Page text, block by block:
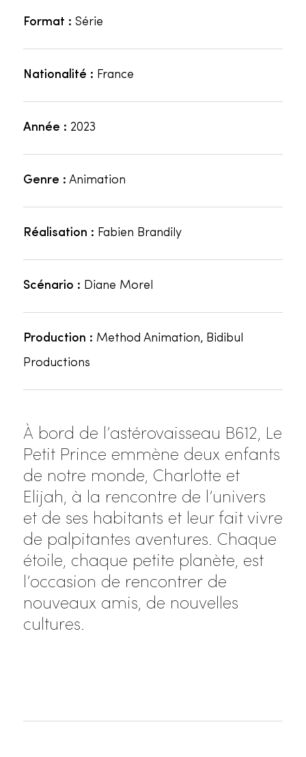
Format : Série
Nationalité : France
Année : 2023
Genre : Animation
Réalisation : Fabien Brandily
Scénario : Diane Morel
Production : Method Animation, Bidibul
Productions
À bord de l’astérovaisseau B612, Le
Petit Prince emmène deux enfants
de notre monde, Charlotte et
Elijah, à la rencontre de l’univers
et de ses habitants et leur fait vivre
de palpitantes aventures. Chaque
étoile, chaque petite planète, est
l’occasion de rencontrer de
nouveaux amis, de nouvelles
cultures.